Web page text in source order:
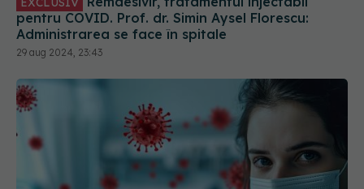
pentru COVID. Prof. dr. Simin Aysel Florescu:
Administrarea se face în spitale
29 aug 2024, 23:43